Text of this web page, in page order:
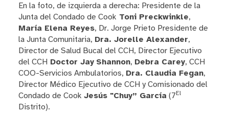
En la foto, de izquierda a derecha: Presidente de la
Junta del Condado de Cook Toni Preckwinkle,
María Elena Reyes, Dr. Jorge Prieto Presidente de
la Junta Comunitaria, Dra. Jorelle Alexander,
Director de Salud Bucal del CCH, Director Ejecutivo
del CCHDoctor Jay Shannon, Debra Carey, CCH
COO-Servicios Ambulatorios, Dra. Claudia Fegan,
Director Médico Ejecutivo de CCH y Comisionado del
Condado de Cook Jesús "Chuy” García(7El
Distrito).